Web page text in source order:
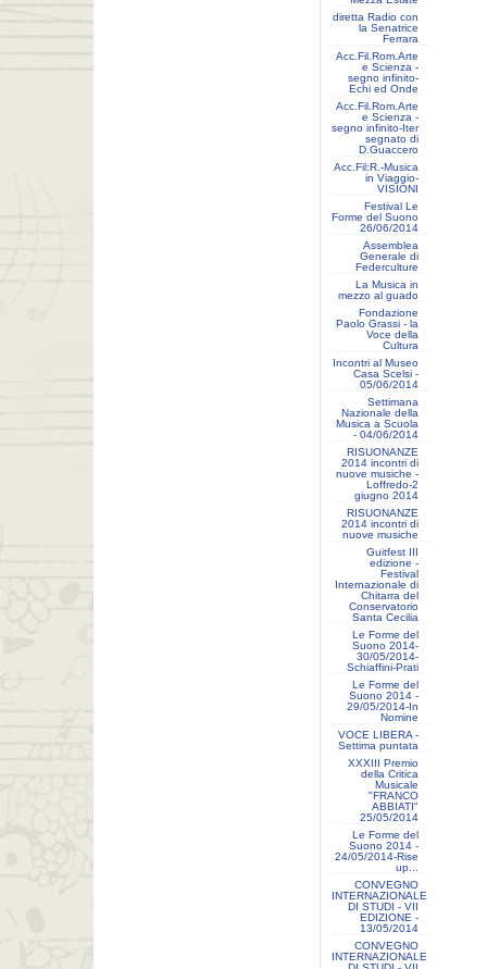
diretta Radio con
la Senatrice
Ferrara
Acc.Fil.Rom.Arte
e Scienza -
segno infinito-
Echi ed Onde
Acc.Fil.Rom.Arte
e Scienza -
segno infinito-Iter
segnato di
D.Guaccero
Acc.Fil:R.-Musica
in Viaggio-
VISIONI
Festival Le
Forme del Suono
26/06/2014
Assemblea
Generale di
Federculture
La Musica in
mezzo al guado
Fondazione
Paolo Grassi - la
Voce della
Cultura
Incontri al Museo
Casa Scelsi -
05/06/2014
Settimana
Nazionale della
Musica a Scuola
- 04/06/2014
RISUONANZE
2014 incontri di
nuove musiche -
Loffredo-2
giugno 2014
RISUONANZE
2014 incontri di
nuove musiche
Guitfest III
edizione -
Festival
Internazionale di
Chitarra del
Conservatorio
Santa Cecilia
Le Forme del
Suono 2014-
30/05/2014-
Schiaffini-Prati
Le Forme del
Suono 2014 -
29/05/2014-In
Nomine
VOCE LIBERA -
Settima puntata
XXXIII Premio
della Critica
Musicale
"FRANCO
ABBIATI"
25/05/2014
Le Forme del
Suono 2014 -
24/05/2014-Rise
up...
CONVEGNO
INTERNAZIONALE
DI STUDI - VII
EDIZIONE -
13/05/2014
CONVEGNO
INTERNAZIONALE